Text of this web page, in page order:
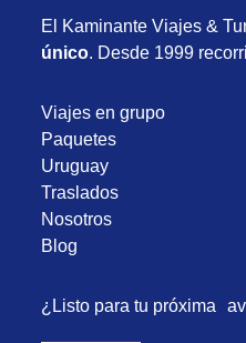
El Kaminante Viajes &
único. Desde 1999
Viajes en grupo
Paquetes
Uruguay
Traslados
Nosotros
Blog
¿Listo para tu próxima